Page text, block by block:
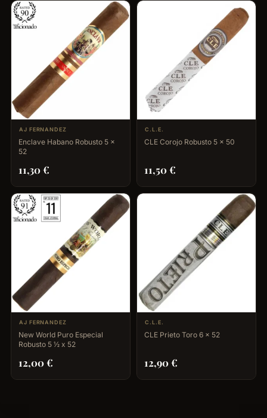
AJ FERNANDEZ
Enclave Habano Robusto 5 x
52
11,30€
C.L.E.
CLE Corojo Robusto 5 x 50
11,50€
AJ FERNANDEZ
New World Puro Especial
Robusto 5 ½ x 52
12,00€
C.L.E.
CLE Prieto Toro 6 x 52
12,90€